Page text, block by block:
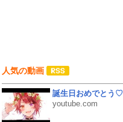
人気の動画
誕生日おめでとう♡
youtube.com